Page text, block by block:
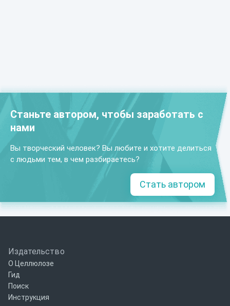
Станьте автором, чтобы заработать с
нами
Вы творческий человек? Вы любите и хотите делиться
с людьми тем, в чем разбираетесь?
Стать автором
Издательство
О Целлюлозе
Гид
Поиск
Инструкция